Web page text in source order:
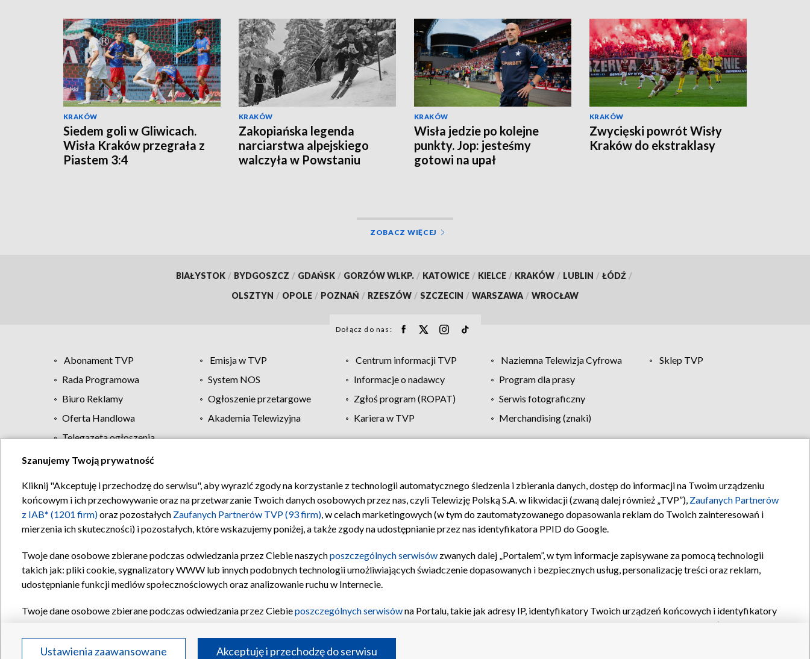
KRAKÓW
Siedem goli w Gliwicach.
Wisła Kraków przegrała z
Piastem 3:4
KRAKÓW
Zakopiańska legenda
narciarstwa alpejskiego
walczyła w Powstaniu
KRAKÓW
Wisła jedzie po kolejne
punkty. Jop: jesteśmy
gotowi na upał
KRAKÓW
Zwycięski powrót Wisły
Kraków do ekstraklasy
ZOBACZ WIĘCEJ
BIAŁYSTOK / BYDGOSZCZ / GDAŃSK / GORZÓW WLKP. / KATOWICE / KIELCE / KRAKÓW / LUBLIN / ŁÓDŹ /
OLSZTYN / OPOLE / POZNAŃ / RZESZÓW / SZCZECIN / WARSZAWA / WROCŁAW
Dołącz do nas:
Abonament TVP Emisja w TVP Centrum informacji TVP Naziemna Telewizja Cyfrowa
Sklep TVP
Rada Programowa
System NOS Informacje o nadawcy
Program dla prasy
Biuro Reklamy
Ogłoszenie przetargowe Zgłoś program (ROPAT)
Serwis fotograficzny
Oferta Handlowa
Akademia Telewizyjna Kariera w TVP
Merchandising (znaki)
Telegazeta ogłoszenia
Regulamin TVP Polityka prywatności Moje zgody Pomoc Biuro reklamy Kontakt
Szanujemy Twoją prywatność
Kliknij "Akceptuję i przechodzę do serwisu", aby wyrazić zgody na korzystanie z technologii automatycznego śledzenia i zbierania danych, dostęp do informacji na Twoim urządzeniu
końcowym i ich przechowywanie oraz na przetwarzanie Twoich danych osobowych przez nas, czyli Telewizję Polską S.A. w likwidacji (zwaną dalej również „TVP”), Zaufanych Partnerów
z IAB* (1201 firm)oraz pozostałych Zaufanych Partnerów TVP (93 firm), w celach marketingowych (w tym do zautomatyzowanego dopasowania reklam do Twoich zainteresowań i
mierzenia ich skuteczności) i pozostałych, które wskazujemy poniżej, a także zgody na udostępnianie przez nas identyfikatora PPID do Google.
Twoje dane osobowe zbierane podczas odwiedzania przez Ciebie naszychposzczególnych serwisów zwanych dalej „Portalem”, w tym informacje zapisywane za pomocą technologii
takich jak: pliki cookie, sygnalizatory WWW lub innych podobnych technologii umożliwiających świadczenie dopasowanych i bezpiecznych usług, personalizację treści oraz reklam,
udostępnianie funkcji mediów społecznościowych oraz analizowanie ruchu w Internecie.
Twoje dane osobowe zbierane podczas odwiedzania przez Ciebieposzczególnych serwisówna Portalu, takie jak adresy IP, identyfikatory Twoich urządzeń końcowych i identyfikatory
oraz pozostałych
Partnerów TVPdla realizacji następujących celów i funkcji: przechowywania informacji na urządzeniu lub dostęp do nich, wyboru podstawowych reklam, wyboru spersonalizowanych
reklam, tworzenia profilu spersonalizowanych reklam, tworzenia profilu spersonalizowanych treści, wyboru spersonalizowanych treści, pomiaru wydajności reklam, pomiaru wydajności
Ustawienia zaawansowane Akceptuję i przechodzę do serwisu